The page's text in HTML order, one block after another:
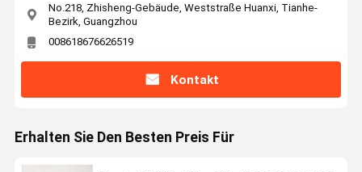
No.218, Zhisheng-Gebäude, Weststraße Huanxi, Tianhe-
Bezirk, Guangzhou
008618676626519
Kontakt
Erhalten Sie Den Besten Preis Für